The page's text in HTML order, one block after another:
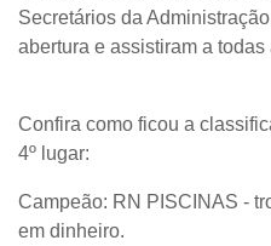
Secretários da
abertura e assistiram a todas
Confira como ficou a
4º lugar:
Campeão: RN PISCINAS -
em dinheiro.